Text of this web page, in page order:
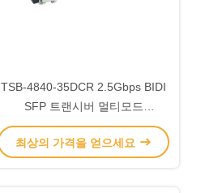
TSB-4840-35DCR 2.5Gbps BIDI
SFP 트랜시버 멀티모드
1310nm/1550nm 40km
최상의 가격을 얻으세요